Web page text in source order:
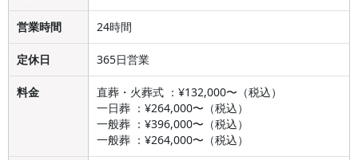
営業時間 24時間
定休日 365日営業
料金
直葬・火葬式 ：¥132,000〜（税込）
一日葬 ：¥264,000〜（税込）
一般葬 ：¥396,000〜（税込）
一般葬 ：¥264,000〜（税込）